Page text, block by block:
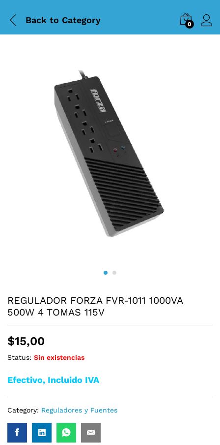
Back to Category 0
REGULADOR FORZA FVR-1011 1000VA
500W 4 TOMAS 115V
$15,00
Status: Sin existencias
Efectivo, Incluido IVA
Category: Reguladores y Fuentes